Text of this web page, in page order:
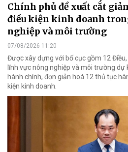
Chính phủ đề xuất cắt
điều kiện kinh doanh
nghiệp và môi trường
07/08/2026 11:20
Được xây dựng với bố cục gồm 12
lĩnh vực nông nghiệp và môi trường dự
hành chính, đơn giản hoá 12 thủ tục
kiện kinh doanh.